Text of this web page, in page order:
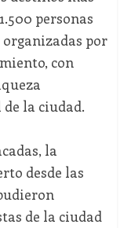
personas
por
con
la ciudad.
la
desde las
de la ciudad